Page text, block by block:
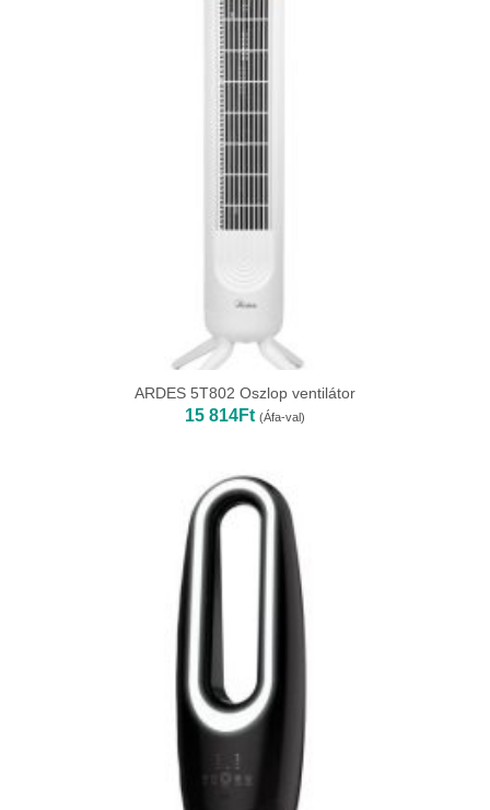
ARDES 5T802 Oszlop ventilátor
15 814Ft (Áfa-val)